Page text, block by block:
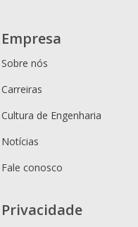
Empresa
Sobre nós
Carreiras
Cultura de Engenharia
Notícias
Fale conosco
Privacidade